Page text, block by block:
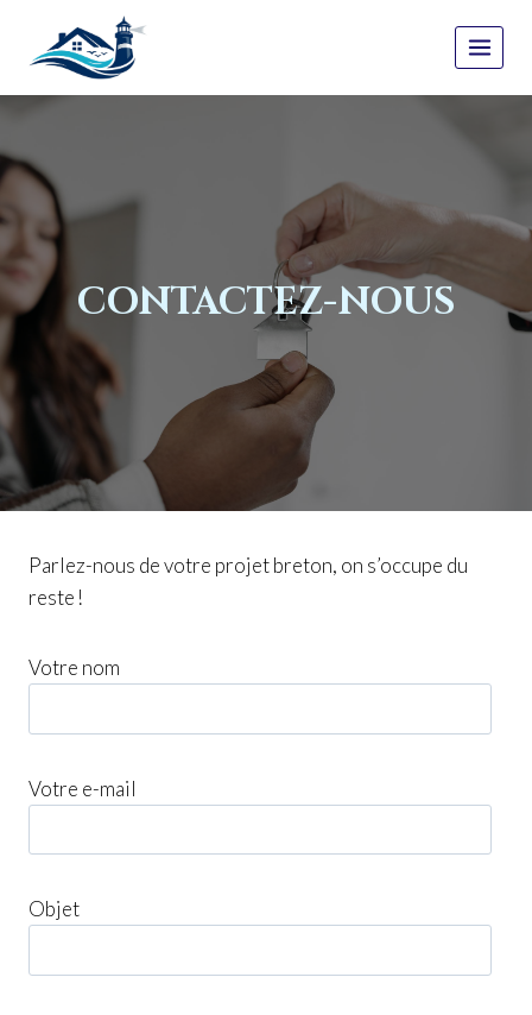
CONTACTEZ-NOUS
Parlez-nous de votre projet breton, on s’occupe du
reste !
Votre nom
Votre e-mail
Objet